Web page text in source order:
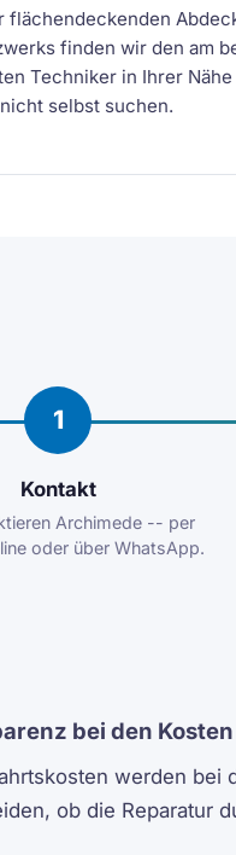
flächendeckenden
finden wir den am
Techniker in Ihrer
selbst suchen.
1
Kontakt
Archimede -- per
oder über WhatsApp.
bei den Kosten
werden bei
ob die Reparatur